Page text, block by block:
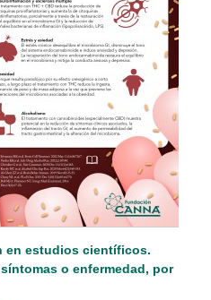
en estudios científicos.
o enfermedad, por